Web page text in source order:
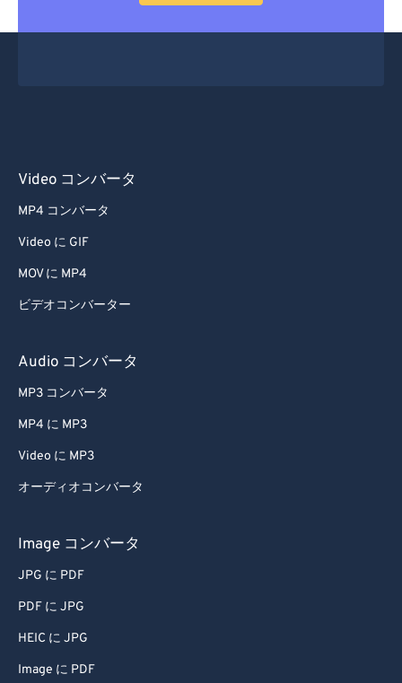
Video コンバータ
MP4 コンバータ
Video に GIF
MOV に MP4
ビデオコンバーター
Audio コンバータ
MP3 コンバータ
MP4 に MP3
Video に MP3
オーディオコンバータ
Image コンバータ
JPG に PDF
PDF に JPG
HEIC に JPG
Image に PDF